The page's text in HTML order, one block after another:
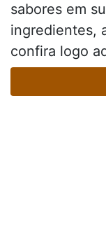
sabores em
ingredientes,
confira logo